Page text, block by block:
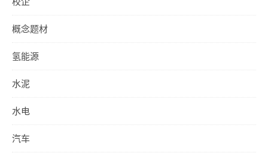
概念题材
氢能源
水泥
水电
汽车